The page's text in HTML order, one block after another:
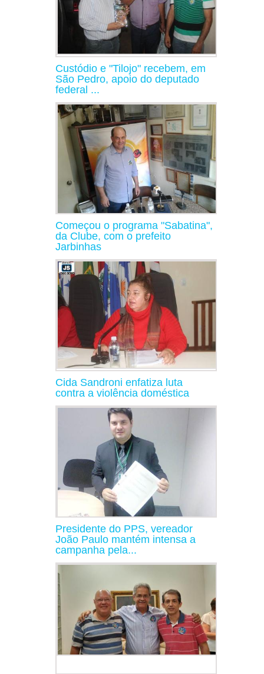
Custódio e "Tilojo" recebem, em
São Pedro, apoio do deputado
federal ...
Começou o programa "Sabatina",
da Clube, com o prefeito
Jarbinhas
Cida Sandroni enfatiza luta
contra a violência doméstica
Presidente do PPS, vereador
João Paulo mantém intensa a
campanha pela...